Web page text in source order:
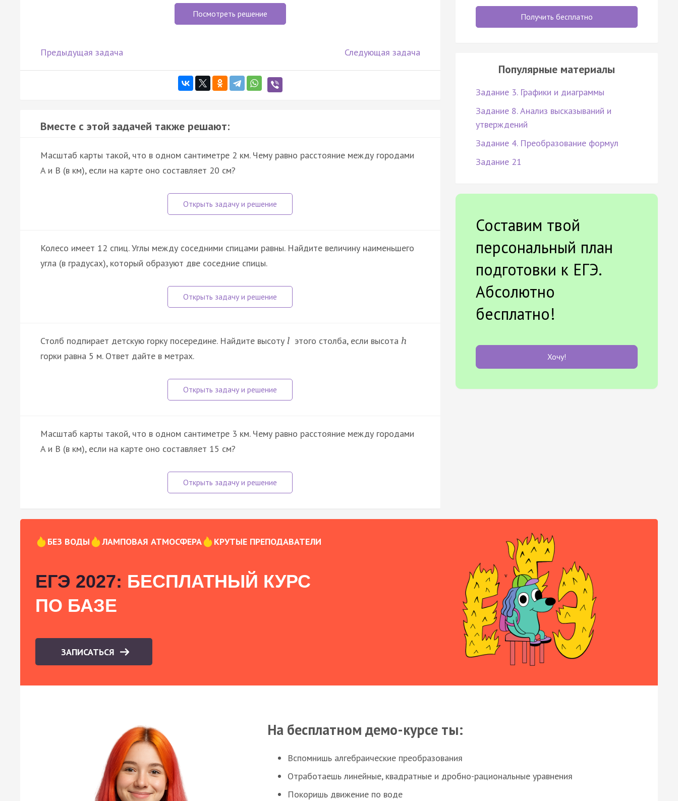
Посмотреть решение
Предыдущая задача Следующая задача
Вместе с этой задачей также решают:
Масштаб карты такой, что в одном сантиметре 2 км. Чему равно расстояние между городами
A и B (в км), если на карте оно составляет 20 см?
Колесо имеет 12 спиц. Углы между соседними спицами равны. Найдите величину наименьшего
угла (в градусах), который образуют две соседние спицы.
Столб подпирает детскую горку посередине. Найдите высоту l этого столба, если высота h
горки равна 5 м. Ответ дайте в метрах.
Масштаб карты такой, что в одном сантиметре 3 км. Чему равно расстояние между городами
A и B (в км), если на карте оно составляет 15 см?
Получить бесплатно
Популярные материалы
Задание 3. Графики и диаграммы
Задание 8. Анализ высказываний и
утверждений
Задание 4. Преобразование формул
Задание 21
Составим твой
персональный план
подготовки к ЕГЭ.
Абсолютно
бесплатно!
Хочу!
БЕЗ ВОДЫ ЛАМПОВАЯ АТМОСФЕРА КРУТЫЕ ПРЕПОДАВАТЕЛИ
ЕГЭ 2027: БЕСПЛАТНЫЙ КУРС
ПО БАЗЕ
ЗАПИСАТЬСЯ
На бесплатном демо-курсе ты:
Вспомнишь алгебраические преобразования
Отработаешь линейные, квадратные и дробно-рациональные уравнения
Покоришь движение по воде